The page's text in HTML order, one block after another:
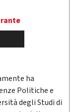
ha
Politiche e
degli Studi di